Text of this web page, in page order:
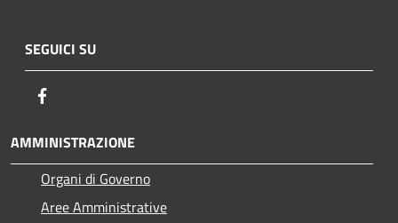
SEGUICI SU
AMMINISTRAZIONE
Organi di Governo
Aree Amministrative